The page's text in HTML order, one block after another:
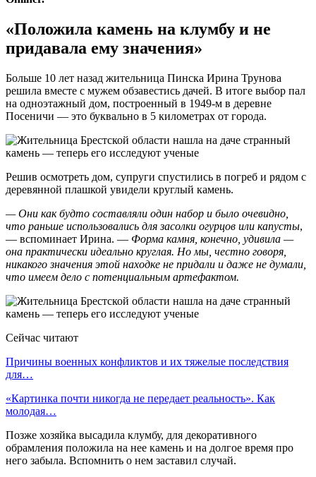
«Положила камень на клумбу и не
придавала ему значения»
Больше 10 лет назад жительница Пинска Ирина Трунова
решила вместе с мужем обзавестись дачей. В итоге выбор пал
на одноэтажный дом, построенный в 1949-м в деревне
Посеничи — это буквально в 5 километрах от города.
Решив осмотреть дом, супруги спустились в погреб и рядом с
деревянной плашкой увидели круглый камень.
— Они как будто составляли один набор и было очевидно,
что раньше использовались для засолки огурцов или капусты,
— вспоминает Ирина. — Форма камня, конечно, удивила —
она практически идеально круглая. Но мы, честно говоря,
никакого значения этой находке не придали и даже не думали,
что имеем дело с потенциальным артефактом.
Сейчас читают
Причины военных конфликтов и их тяжелые последствия
для…
«Картинка почти никогда не передает реальность». Как
молодая…
Позже хозяйка высадила клумбу, для декоративного
обрамления положила на нее камень и на долгое время про
него забыла. Вспомнить о нем заставил случай.